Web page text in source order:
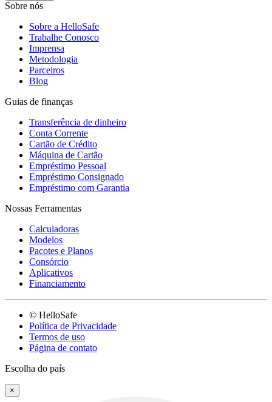
Sobre nós
Sobre a HelloSafe
Trabalhe Conosco
Imprensa
Metodologia
Parceiros
Blog
Guias de finanças
Transferência de dinheiro
Conta Corrente
Cartão de Crédito
Máquina de Cartão
Empréstimo Pessoal
Empréstimo Consignado
Empréstimo com Garantia
Nossas Ferramentas
Calculadoras
Modelos
Pacotes e Planos
Consórcio
Aplicativos
Financiamento
© HelloSafe
Política de Privacidade
Termos de uso
Página de contato
Escolha do país
×